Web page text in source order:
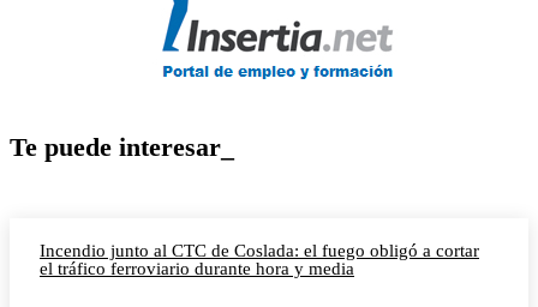
Te puede interesar_
Incendio junto al CTC de Coslada: el fuego obligó a cortar
el tráfico ferroviario durante hora y media